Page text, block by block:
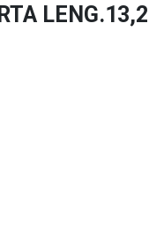
LENG.13,2